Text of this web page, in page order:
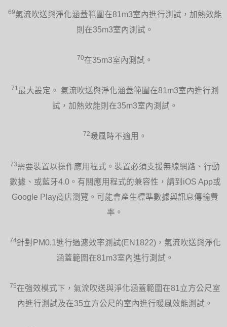
69氣流吹送與淨化涵蓋範圍在81m3室內進行測試，加熱效能
則在35m3室內測試。
70在35m3室內測試。
71 最大設定。 氣流吹送與淨化涵蓋範圍在81m3室內進行測
試，加熱效能則在35m3室內測試。
72 暖風時不適用。
73需要裝置以操作應用程式。裝置必須支援無線網路、行動
數據、或藍牙4.0。有關應用程式的兼容性，請到iOS App或
Google Play商店瀏覽。可能會產生標準數據與訊息傳輸費
率。
74針對PM0.1進行過濾效率測試(EN1822)，氣流吹送與淨化
涵蓋範圍在81m3室內進行測試。
75在強效模式下，氣流吹送與淨化涵蓋範圍在81立方公尺室
內進行測試及在35立方公尺的室內進行暖風效能測試。